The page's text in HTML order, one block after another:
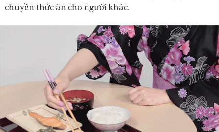
chuyền thức ăn cho người khác.